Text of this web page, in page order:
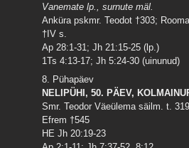
Vanemate lp., surnute mäl.
Anküra pskmr. Teodot †303;
†IV s.
Ap 28:1-31; Jh 21:15-25 (lp.)
1Ts 4:13-17; Jh 5:24-30 (uinunud)
8. Pühapäev
NELIPÜHI, 50. PÄEV,
Smr. Teodor Väeülema säilm. t.
Efrem †545
HE Jh 20:19-23